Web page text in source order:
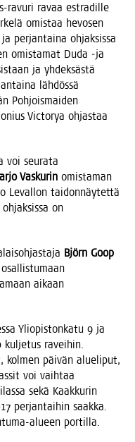
ravu­ri ravaa estra­dil­le
omis­taa hevo­sen
ja per­jan­tai­na ohjak­sis­sa
omis­ta­mat Duda ‑ja
ja yhdek­säs­tä
läh­dös­sä
Poh­jois­mai­den
Vic­to­rya ohjas­taa
voi seu­ra­ta
Vas­ku­rin omis­ta­man
Leval­lon tai­don­näy­tet­tä
on
Björn Goop
aikaan
Yli­opis­ton­ka­tu 9 ja
kul­je­tus ravei­hin.
kol­men päi­vän alue­li­put,
voi vaih­taa
sekä Kaak­ku­rin
per­jan­tai­hin saak­ka.
alu­een portilla.